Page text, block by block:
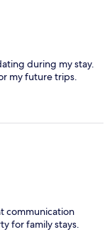
during my stay.
my future trips.
communication
for family stays.